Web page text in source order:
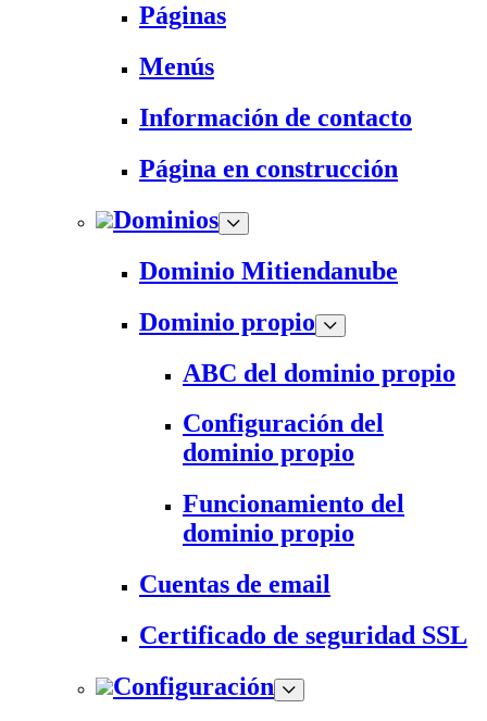
Páginas
Menús
Información de contacto
Página en construcción
Dominios
Dominio Mitiendanube
Dominio propio
ABC del dominio propio
Configuración del
dominio propio
Funcionamiento del
dominio propio
Cuentas de email
Certificado de seguridad SSL
Configuración